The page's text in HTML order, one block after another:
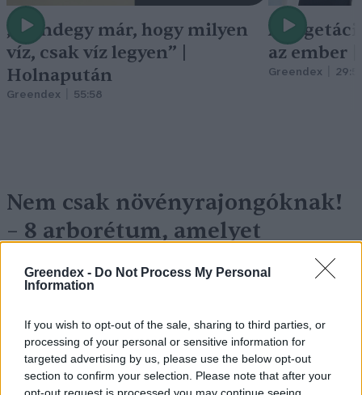
Greendex - Do Not Process My Personal
Information
If you wish to opt-out of the sale, sharing to third parties, or
processing of your personal or sensitive information for
targeted advertising by us, please use the below opt-out
section to confirm your selection. Please note that after your
„Mindegy már, hogy milyen
víz, csak víz legyen” |
Holnapután
Greendex 55:58
A
az ember
Greendex
Nem csak növényrajongóknak!
– 8 arborétum, amelyet
ÉLŐ BOLYGÓNK Granát-Galló Tímea